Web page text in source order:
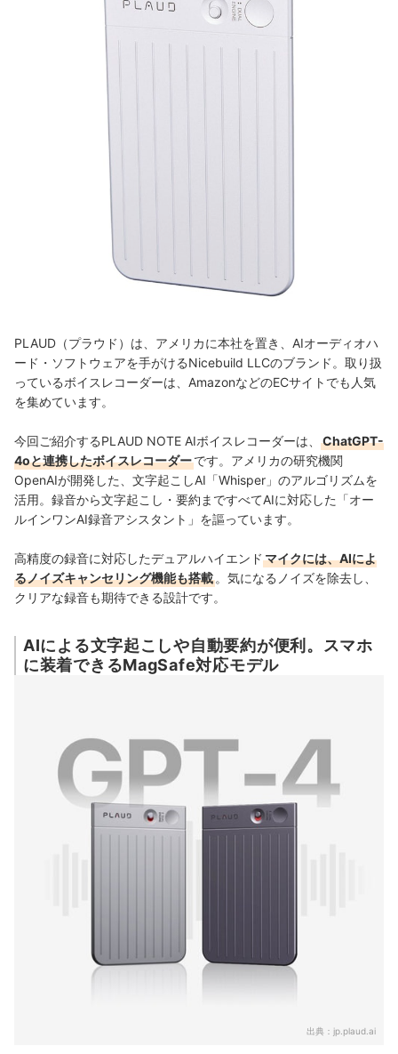
PLAUD（プラウド）は、アメリカに本社を置き、AIオーディオハ
ード・ソフトウェアを手がけるNicebuild LLCのブランド。取り扱
っているボイスレコーダーは、AmazonなどのECサイトでも人気
を集めています。
今回ご紹介するPLAUD NOTE AIボイスレコーダーは、
ChatGPT-
4oと連携したボイスレコーダーです。アメリカの研究機関
OpenAIが開発した、文字起こしAI「Whisper」のアルゴリズムを
活用。録音から文字起こし・要約まですべてAIに対応した「オー
ルインワンAI録音アシスタント」を謳っています。
高精度の録音に対応したデュアルハイエンド マイクには、AIによ
るノイズキャンセリング機能も搭載 。気になるノイズを除去し、
クリアな録音も期待できる設計です。
AIによる文字起こしや自動要約が便利。スマホ
に装着できるMagSafe対応モデル
出典： jp.plaud.ai